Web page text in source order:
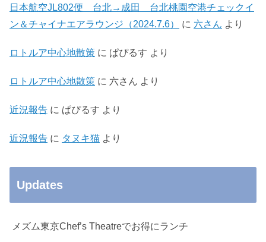
日本航空JL802便 台北→成田 台北桃園空港チェックイ
ン＆チャイナエアラウンジ（2024.7.6）
に 六さん より
ロトルア中心地散策 に ぱぴるす より
ロトルア中心地散策 に 六さん より
近況報告 に ぱぴるす より
近況報告 に タヌキ猫 より
Updates
メズム東京Chef’s Theatreでお得にランチ